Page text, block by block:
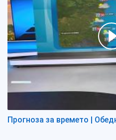
Прогноза за времето |